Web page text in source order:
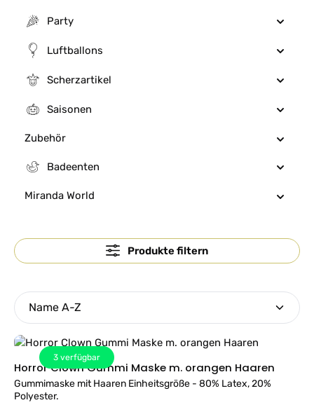
Party
Luftballons
Scherzartikel
Saisonen
Zubehör
Badeenten
Miranda World
Produkte filtern
3 verfügbar
Horror Clown Gummi Maske m. orangen Haaren
Gummimaske mit Haaren Einheitsgröße - 80% Latex, 20%
Polyester.